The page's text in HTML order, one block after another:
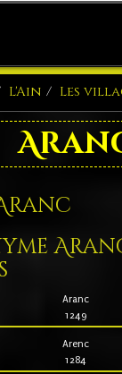
L'Ain Les
Aranc
1249
Arenc
1284